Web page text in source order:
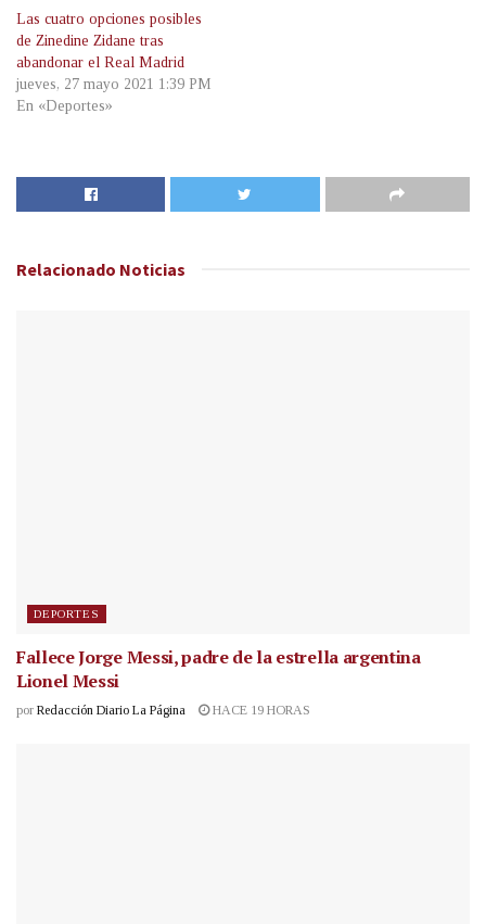
Las cuatro opciones posibles
de Zinedine Zidane tras
abandonar el Real Madrid
jueves, 27 mayo 2021 1:39 PM
En «Deportes»
Relacionado Noticias
DEPORTES
Fallece Jorge Messi, padre de la estrella argentina
Lionel Messi
por Redacción Diario La Página HACE 19 HORAS